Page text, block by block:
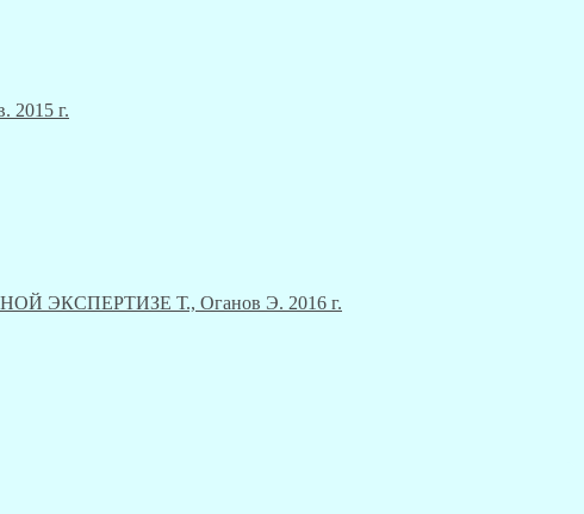
2015 г.
ЭКСПЕРТИЗЕ Т., Оганов Э. 2016 г.